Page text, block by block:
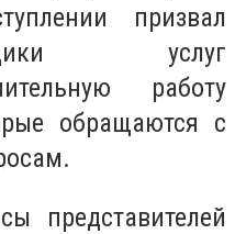
призвал
услуг
работу
обращаются с
представителей